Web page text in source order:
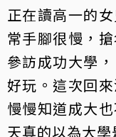
正在讀高一的
常手腳很慢，
參訪成功大學
好玩。這次回
慢慢知道成大
天真的以為大